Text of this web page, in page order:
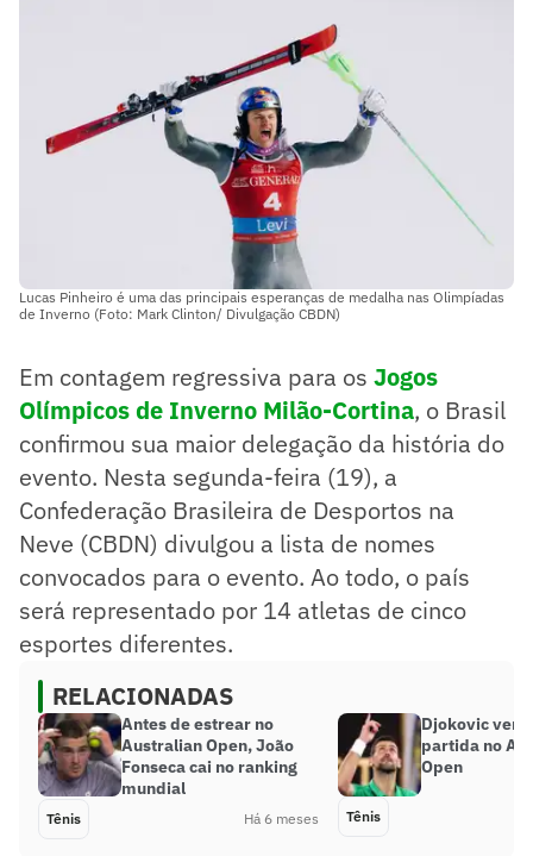
Lucas Pinheiro é uma das principais esperanças de medalha nas Olimpíadas
de Inverno (Foto: Mark Clinton/ Divulgação CBDN)
Em contagem regressiva para os Jogos
Olímpicos de Inverno Milão-Cortina, o Brasil
confirmou sua maior delegação da história do
evento. Nesta segunda-feira (19), a
Confederação Brasileira de Desportos na
Neve (CBDN) divulgou a lista de nomes
convocados para o evento. Ao todo, o país
será representado por 14 atletas de cinco
esportes diferentes.
RELACIONADAS
Antes de estrear no
Australian Open, João
Fonseca cai no ranking
mundial
Tênis Há 6 meses
Djokovic
partida no
Open
Tênis